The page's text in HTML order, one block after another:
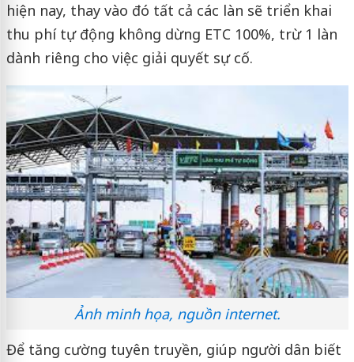
hiện nay, thay vào đó tất cả các làn sẽ triển khai
thu phí tự động không dừng ETC 100%, trừ 1 làn
dành riêng cho việc giải quyết sự cố.
Ảnh minh họa, nguồn internet.
Để tăng cường tuyên truyền, giúp người dân biết